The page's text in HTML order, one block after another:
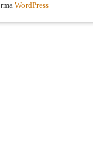
WordPress